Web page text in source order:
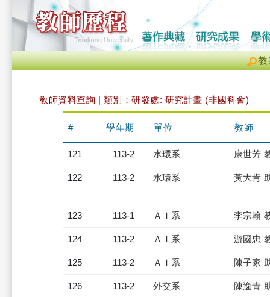
教
教師資料查詢 | 類別：研發處: 研究計畫 (非國科會)
# 學年期 單位 教師
121 113-2 水環系 康世芳
122 113-2 水環系 黃大肯
123 113-1 ＡＩ系 李宗翰
124 113-2 ＡＩ系 游國忠
125 113-2 ＡＩ系 陳子家
126 113-2 外交系 陳逸青